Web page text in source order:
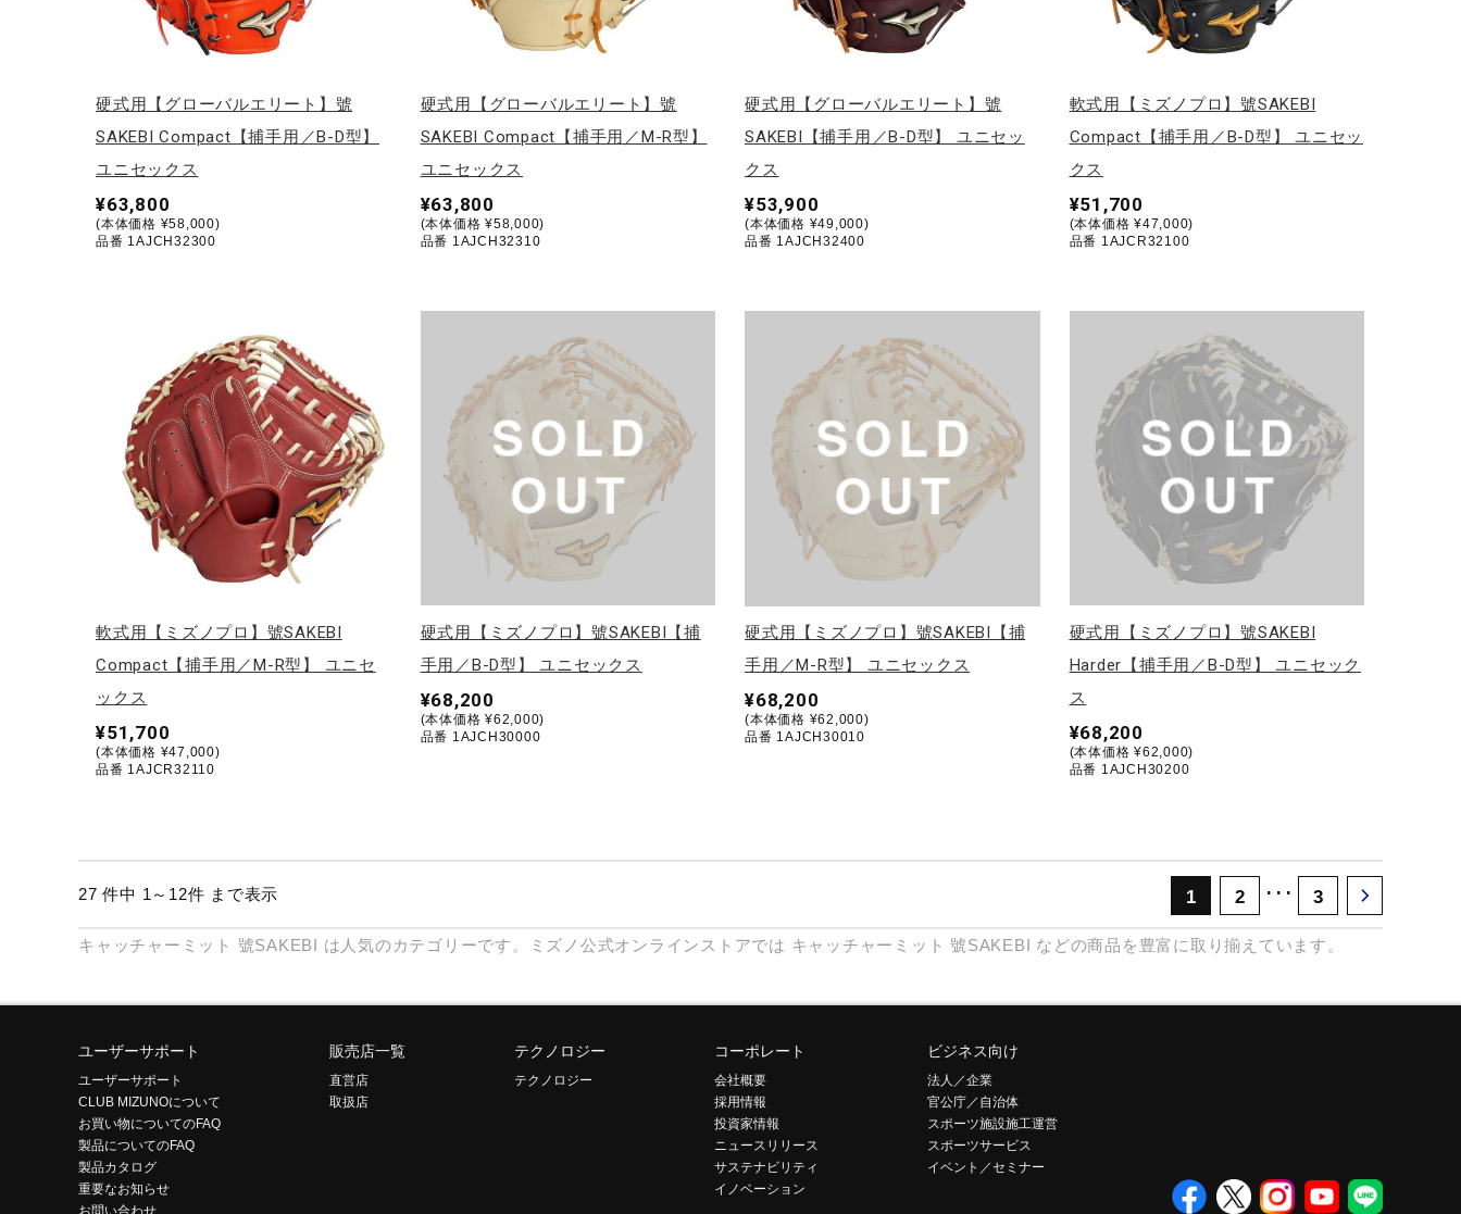
硬式用【グローバルエリート】號
SAKEBI Compact【捕手用／B-D型】
ユニセックス
¥63,800
(本体価格 ¥58,000)
品番 1AJCH32300
硬式用【グローバルエリート】號
SAKEBI Compact【捕手用／M-R型】
ユニセックス
¥63,800
(本体価格 ¥58,000)
品番 1AJCH32310
硬式用【グローバルエリート】號
SAKEBI【捕手用／B-D型】 ユニセッ
クス
¥53,900
(本体価格 ¥49,000)
品番 1AJCH32400
軟式用【ミズノプロ】號SAKEBI
Compact【捕手用／B-D型】 ユニセッ
クス
¥51,700
(本体価格 ¥47,000)
品番 1AJCR32100
軟式用【ミズノプロ】號SAKEBI
Compact【捕手用／M-R型】 ユニセ
ックス
¥51,700
(本体価格 ¥47,000)
品番 1AJCR32110
硬式用【ミズノプロ】號SAKEBI【捕
手用／B-D型】 ユニセックス
¥68,200
(本体価格 ¥62,000)
品番 1AJCH30000
硬式用【ミズノプロ】號SAKEBI【捕
手用／M-R型】 ユニセックス
¥68,200
(本体価格 ¥62,000)
品番 1AJCH30010
硬式用【ミズノプロ】號SAKEBI
Harder【捕手用／B-D型】 ユニセック
ス
¥68,200
(本体価格 ¥62,000)
品番 1AJCH30200
27 件中 1～12件 まで表示 1 2 ･･･ 3
キャッチャーミット 號SAKEBI は人気のカテゴリーです。ミズノ公式オンラインストアでは キャッチャーミット 號SAKEBI などの商品を豊富に取り揃えています。
ユーザーサポート
ユーザーサポート
CLUB MIZUNOについて
お買い物についてのFAQ
製品についてのFAQ
製品カタログ
重要なお知らせ
お問い合わせ
販売店一覧
直営店
取扱店
テクノロジー
テクノロジー
コーポレート
会社概要
採用情報
投資家情報
ニュースリリース
サステナビリティ
イノベーション
ビジネス向け
法人／企業
官公庁／自治体
スポーツ施設施工運営
スポーツサービス
イベント／セミナー